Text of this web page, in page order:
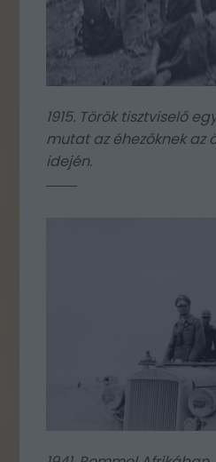
1915. Török tisztviselő
mutat az éhezőknek az
idején.